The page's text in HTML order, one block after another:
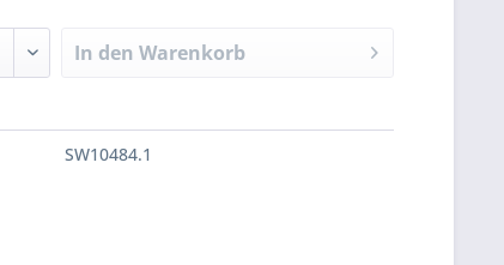
In den Warenkorb
SW10484.1